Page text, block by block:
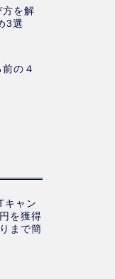
方を解
3選
の４
キャン
を獲得
まで簡